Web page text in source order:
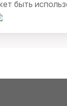
быть